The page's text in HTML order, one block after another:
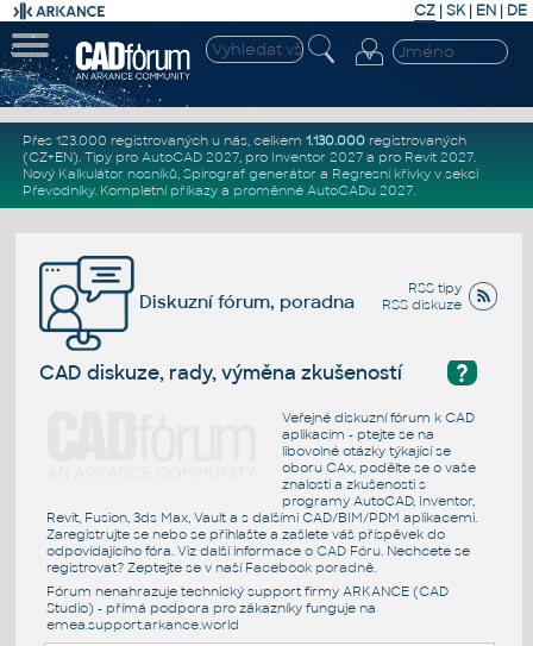
CZ | SK| EN | DE
Přes 123.000 registrovaných u nás, celkem 1.130.000registrovaných
(CZ+EN). Tipy pro AutoCAD 2027, pro Inventor 2027a pro Revit 2027.
Nový Kalkulátor nosníků, Spirograf generátor a Regresní křivkyv sekci
Převodníky. Kompletní příkazya proměnné AutoCADu 2027.
RSS tipy
RSS diskuze
Diskuzní fórum, poradna
?
CAD diskuze, rady, výměna zkušeností
Veřejné diskuzní fórum k CAD
aplikacím - ptejte se na
libovolné otázky týkající se
oboru CAx, podělte se o vaše
znalosti a zkušenosti s
programy AutoCAD, Inventor,
Revit, Fusion, 3ds Max, Vault a s dalšími CAD/BIM/PDM aplikacemi.
Zaregistrujte se nebo se přihlašte a zašlete váš příspěvek do
odpovídajícího fóra. Viz další informace o CAD Fóru. Nechcete se
registrovat? Zeptejte se v naší Facebook poradně.
Fórum nenahrazuje technický support firmy ARKANCE (CAD
Studio) - přímá podpora pro zákazníky funguje na
emea.support.arkance.world